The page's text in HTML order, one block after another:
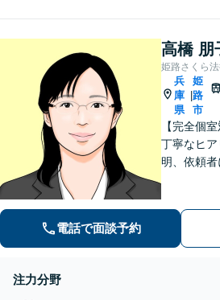
な後遺障害等級
高橋 朋
姫路さくら
兵
庫
県
姫
路
市
【完全個
丁寧なヒ
明、依頼者
し、賃料
問題につ
電話で面談予約
注力分野